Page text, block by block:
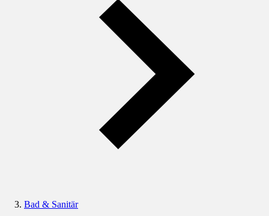
Bad & Sanitär